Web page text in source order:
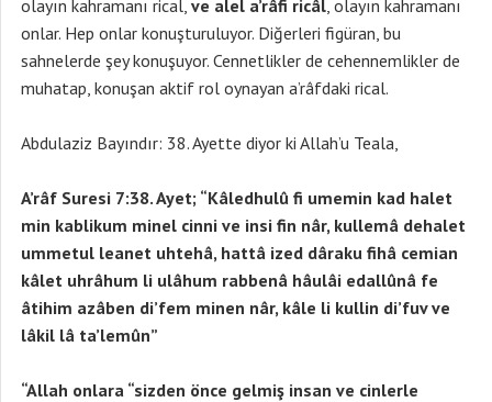
olayın kahramanı rical, ve alel a’râfi ricâl, olayın kahramanı
onlar. Hep onlar konuşturuluyor. Diğerleri figüran, bu
sahnelerde şey konuşuyor. Cennetlikler de cehennemlikler de
muhatap, konuşan aktif rol oynayan a’râfdaki rical.
Abdulaziz Bayındır: 38. Ayette diyor ki Allah’u Teala,
A’râf Suresi 7:38. Ayet; “Kâledhulû fi umemin kad halet
min kablikum minel cinni ve insi fin nâr, kullemâ dehalet
ummetul leanet uhtehâ, hattâ ized dâraku fihâ cemian
kâlet uhrâhum li ulâhum rabbenâ hâulâi edallûnâ fe
âtihim azâben di’fem minen nâr, kâle li kullin di’fuv ve
lâkil lâ ta’lemûn”
“Allah onlara “sizden önce gelmiş insan ve cinlerle